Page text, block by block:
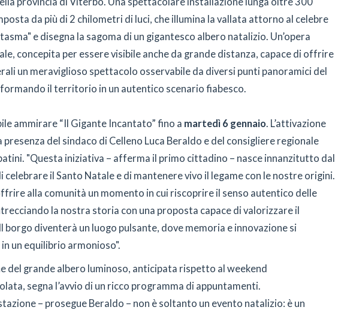
da più di 2 chilometri di luci, che illumina la vallata attorno al celebre
e disegna la sagoma di un gigantesco albero natalizio. Un’opera
concepita per essere visibile anche da grande distanza, capace di offrire
un meraviglioso spettacolo osservabile da diversi punti panoramici del
il territorio in un autentico scenario fiabesco.
ammirare “Il Gigante Incantato” fino a martedì 6 gennaio. L’attivazione
presenza del sindaco di Celleno Luca Beraldo e del consigliere regionale
"Questa iniziativa – afferma il primo cittadino – nasce innanzitutto dal
celebrare il Santo Natale e di mantenere vivo il legame con le nostre origini.
alla comunità un momento in cui riscoprire il senso autentico delle
la nostra storia con una proposta capace di valorizzare il
diventerà un luogo pulsante, dove memoria e innovazione si
un equilibrio armonioso".
del grande albero luminoso, anticipata rispetto al weekend
segna l’avvio di un ricco programma di appuntamenti.
– prosegue Beraldo – non è soltanto un evento natalizio: è un